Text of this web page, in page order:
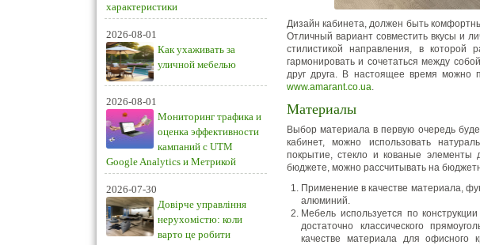
характеристики
2026-08-01
Как ухаживать за
уличной мебелью
2026-08-01
Мониторинг трафика и
оценка эффективности
кампаний с UTM
Google Analytics и Метрикой
2026-07-30
Довірче управління
нерухомістю: коли
варто це робити
Дизайн кабинета, должен быть
Отличный вариант совместить вкусы и
стилистикой направления, в
гармонировать и сочетаться между
друг друга. В настоящее время можно
www.amarant.co.ua.
Материалы
Выбор материала в первую очередь
кабинет, можно использовать
покрытие, стекло и кованые
бюджете, можно рассчитывать на
Применение в качестве материала,
алюминий.
Мебель используется по
достаточно классического
качестве материала для офисного